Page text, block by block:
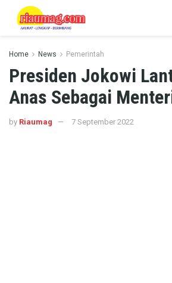
Home News Pemerintah
Presiden Jokowi
Anas Sebagai
by Riaumag 7 September 2022